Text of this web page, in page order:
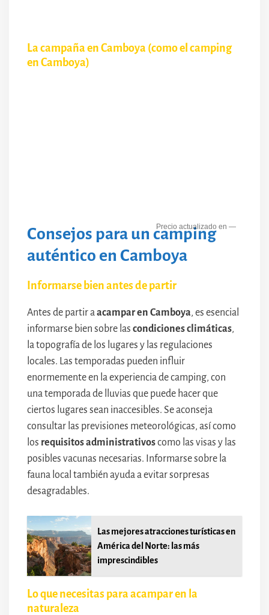
La campaña en Camboya (como el camping
en Camboya)
—
Consejos para un camping
auténtico en Camboya
Informarse bien antes de partir
Antes de partir aacampar en Camboya, es esencial
informarse bien sobre las condiciones climáticas,
la topografía de los lugares y las regulaciones
locales. Las temporadas pueden influir
enormemente en la experiencia de camping, con
una temporada de lluvias que puede hacer que
ciertos lugares sean inaccesibles. Se aconseja
consultar las previsiones meteorológicas, así como
los requisitos administrativoscomo las visas y las
posibles vacunas necesarias. Informarse sobre la
fauna local también ayuda a evitar sorpresas
desagradables.
Las mejores atracciones turísticas en
América del Norte: las más
imprescindibles
Lo que necesitas para acampar en la
naturaleza